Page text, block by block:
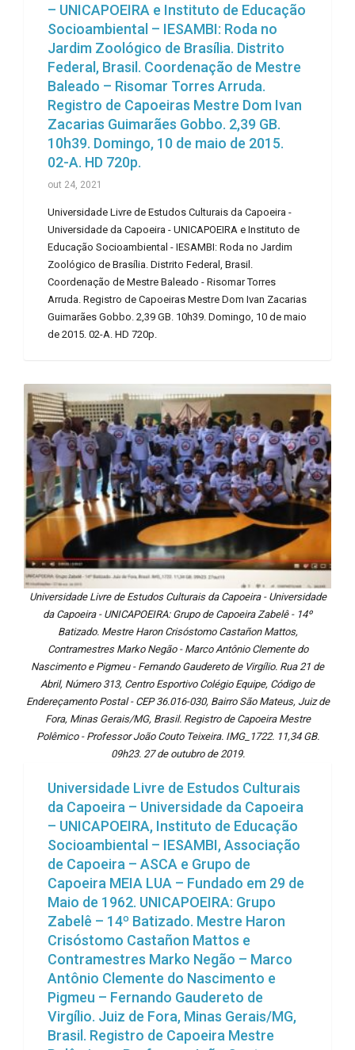
– UNICAPOEIRA e Instituto de Educação
Socioambiental – IESAMBI: Roda no
Jardim Zoológico de Brasília. Distrito
Federal, Brasil. Coordenação de Mestre
Baleado – Risomar Torres Arruda.
Registro de Capoeiras Mestre Dom Ivan
Zacarias Guimarães Gobbo. 2,39 GB.
10h39. Domingo, 10 de maio de 2015.
02-A. HD 720p.
out 24, 2021
Universidade Livre de Estudos Culturais da Capoeira -
Universidade da Capoeira - UNICAPOEIRA e Instituto de
Educação Socioambiental - IESAMBI: Roda no Jardim
Zoológico de Brasília. Distrito Federal, Brasil.
Coordenação de Mestre Baleado - Risomar Torres
Arruda. Registro de Capoeiras Mestre Dom Ivan Zacarias
Guimarães Gobbo. 2,39 GB. 10h39. Domingo, 10 de maio
de 2015. 02-A. HD 720p.
Universidade Livre de Estudos Culturais da Capoeira - Universidade
da Capoeira - UNICAPOEIRA: Grupo de Capoeira Zabelê - 14º
Batizado. Mestre Haron Crisóstomo Castañon Mattos,
Contramestres Marko Negão - Marco Antônio Clemente do
Nascimento e Pigmeu - Fernando Gaudereto de Virgílio. Rua 21 de
Abril, Número 313, Centro Esportivo Colégio Equipe, Código de
Endereçamento Postal - CEP 36.016-030, Bairro São Mateus, Juiz de
Fora, Minas Gerais/MG, Brasil. Registro de Capoeira Mestre
Polêmico - Professor João Couto Teixeira. IMG_1722. 11,34 GB.
09h23. 27 de outubro de 2019.
Universidade Livre de Estudos Culturais
da Capoeira – Universidade da Capoeira
– UNICAPOEIRA, Instituto de Educação
Socioambiental – IESAMBI, Associação
de Capoeira – ASCA e Grupo de
Capoeira MEIA LUA – Fundado em 29 de
Maio de 1962. UNICAPOEIRA: Grupo
Zabelê – 14º Batizado. Mestre Haron
Crisóstomo Castañon Mattos e
Contramestres Marko Negão – Marco
Antônio Clemente do Nascimento e
Pigmeu – Fernando Gaudereto de
Virgílio. Juiz de Fora, Minas Gerais/MG,
Brasil. Registro de Capoeira Mestre